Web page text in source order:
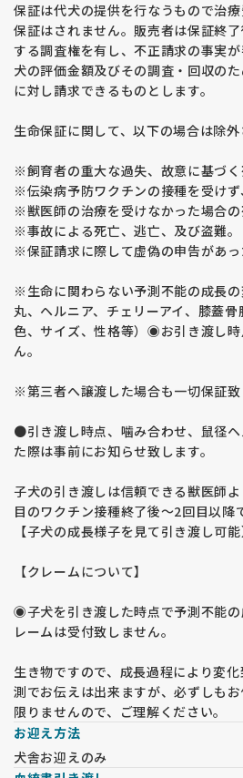
保証は代犬の提供を行なうもので治
保証はされません。販売者は保証終
する調査権を有し、不正請求の事実
犬の評価金額及びその調査・回収の
に対し請求できるものとします。
生命保証に関して、以下の場合は除外
※飼育者の重大な過失、故意に基づく
※伝染病予防ワクチンの接種を受け
※獣医師の治療を受けなかった場合の
※事故による死亡、逃亡、及び盗難。
※保証請求に際して虚偽の申告があ
※生命に関わらない予測不能の成長
丸、ヘルニア、チェリーアイ、膝蓋
色、サイズ、性格等）◉お引き渡し
ん。
※第三者へ譲渡した場合も一切保証致
●引き渡し時点、噛み合わせ、鼠径
た際は事前にお知らせ致します。
子犬の引き渡しは信頼できる獣医師
目のワクチン接種終了後〜2回目以降
【子犬の成長様子を見て引き渡し可能
【クレームについて】
◉子犬を引き渡した時点で予測不能
レームは受付致しません。
生き物ですので、成長過程により変
測でお伝えは出来ますが、必ずしも
限りませんので、ご理解ください。
お迎え方法
犬舎お迎えのみ